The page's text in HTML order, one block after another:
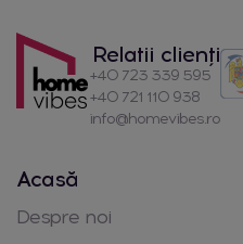
Relatii clienți
+40 723 339 595
+40 721 110 938
info@homevibes.ro
Acasă
Despre noi